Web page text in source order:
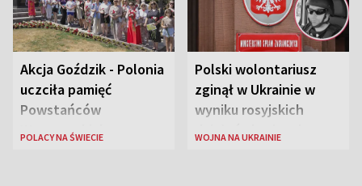
Akcja Goździk - Polonia
uczciła pamięć
Powstańców
Warszawskich
POLACY NA ŚWIECIE
Polski wolontariusz
zginął w Ukrainie w
wyniku rosyjskich
działań zbrojnych
WOJNA NA UKRAINIE